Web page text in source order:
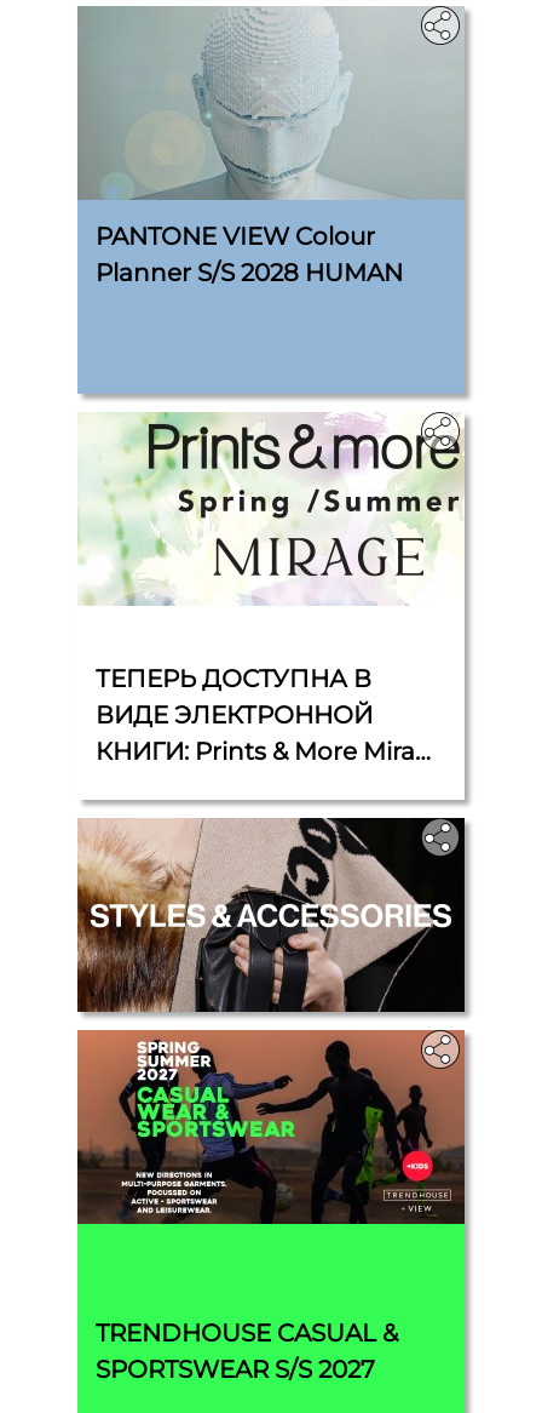
PANTONE VIEW Colour
Planner S/S 2028 HUMAN
ТЕПЕРЬ ДОСТУПНА В
ВИДЕ ЭЛЕКТРОННОЙ
КНИГИ: Prints & More Mirage
.
TRENDHOUSE CASUAL &
SPORTSWEAR S/S 2027